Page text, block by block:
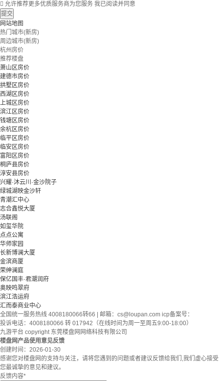
 允许推荐更多优质服务商为您服务 我已阅读并同意
提交
网站地图
热门城市(新房)
周边城市(新房)
杭州房价
推荐楼盘
萧山区房价
建德市房价
拱墅区房价
西湖区房价
上城区房价
滨江区房价
钱塘区房价
余杭区房价
临平区房价
临安区房价
富阳区房价
桐庐县房价
淳安县房价
兴耀·沐云川·金沙院子
绿城湖映金沙轩
青潮汇中心
志合鑫悦大厦
汤联阁
如玺华院
点点公寓
华师家园
长新博澜大厦
金滨商厦
荣绅澜庭
保亿国丰·君潮润府
奥映鸣翠府
滨江浩运府
汇而泰商业中心
全国统一服务热线 4008180066转66 | 邮箱： cs@loupan.com icp备案号：
投诉电话：4008180066 转 017942（在线时间为周一至周五9:00-18:00）
九游平台 copyright 东莞楼盘网网络科技有限公司
楼盘网产品使用意见反馈
创建时间： 2026-01-30
感谢您对楼盘网的支持与关注，请将您遇到的问题或者建议反馈给我们,我们虚心接受
您最诚挚的意见和建议。
反馈内容*